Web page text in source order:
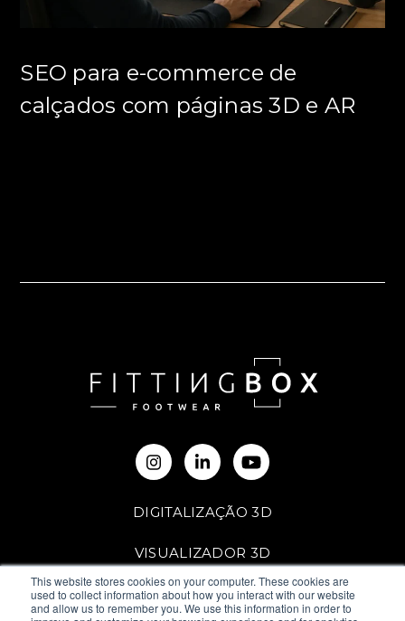
This website stores cookies on your computer. These cookies are
used to collect information about how you interact with our website
and allow us to remember you. We use this information in order to
SEO para e-commerce de
calçados com páginas 3D e AR
DIGITALIZAÇÃO 3D
VISUALIZADOR 3D
PROVA VIRTUAL